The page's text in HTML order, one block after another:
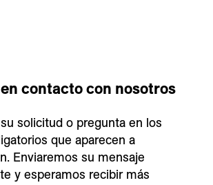
contacto con nosotros
solicitud o pregunta en los
que aparecen a
Enviaremos su mensaje
y esperamos recibir más